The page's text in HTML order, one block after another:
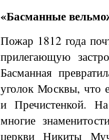
«Басманные
Пожар 1812 года
прилегающую
Басманная
уголок Москвы, что
и Пречистенкой.
многие
церкви Никиты